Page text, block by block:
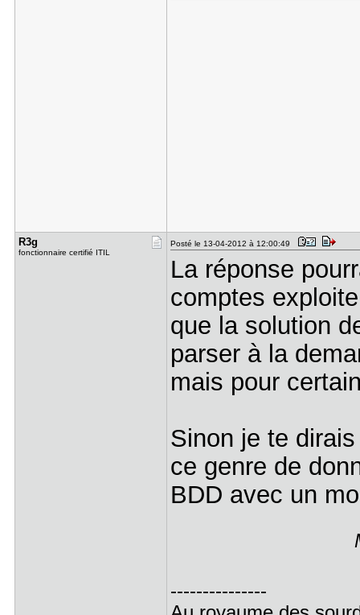
R3g
fonctionnaire certifié ITIL
Posté le 13-04-2012 à 12:00:49
La réponse
comptes
que la solution
parser à la
mais pour
Sinon je te
ce genre de
BDD avec un
---------------